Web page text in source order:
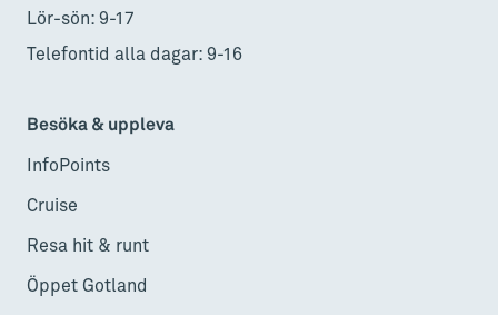
Lör-sön: 9-17
Telefontid alla dagar: 9-16
Besöka & uppleva
InfoPoints
Cruise
Resa hit & runt
Öppet Gotland